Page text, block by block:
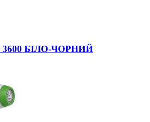
3600 БІЛО-ЧОРНИЙ